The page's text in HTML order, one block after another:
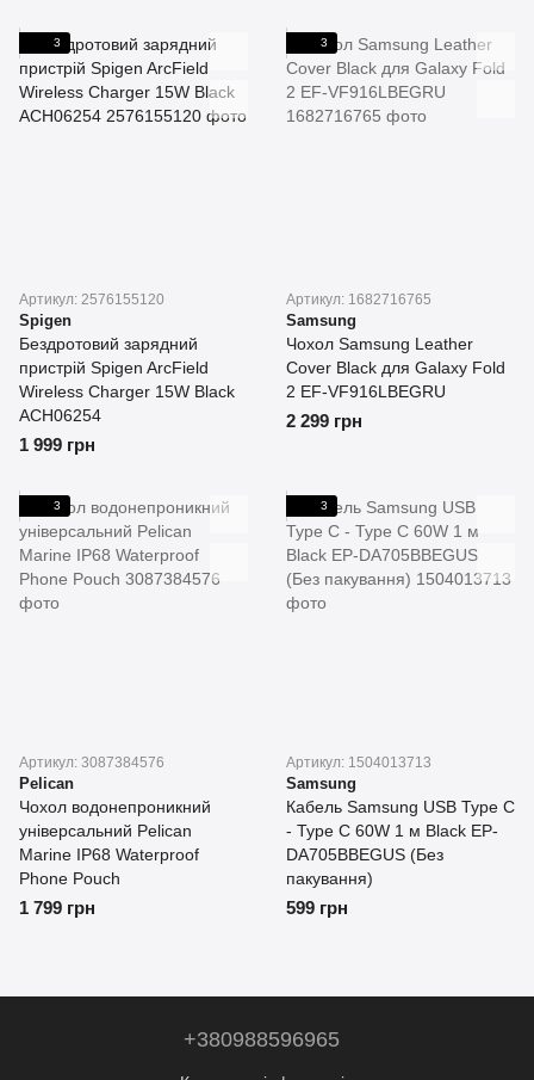
3
Артикул: 2576155120
Spigen
Бездротовий зарядний
пристрій Spigen ArcField
Wireless Charger 15W Black
ACH06254
1 999 грн
3
Артикул: 1682716765
Samsung
Чохол Samsung Leather
Cover Black для Galaxy Fold
2 EF-VF916LBEGRU
2 299 грн
3
Артикул: 3087384576
Pelican
Чохол водонепроникний
універсальний Pelican
Marine IP68 Waterproof
Phone Pouch
1 799 грн
3
Артикул: 1504013713
Samsung
Кабель Samsung USB Type C
- Type C 60W 1 м Black EP-
DA705BBEGUS (Без
пакування)
599 грн
+380988596965